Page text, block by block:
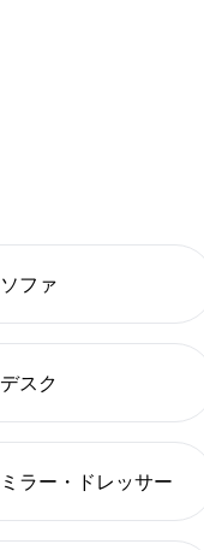
ソファ
デスク
ミラー・ドレッサー